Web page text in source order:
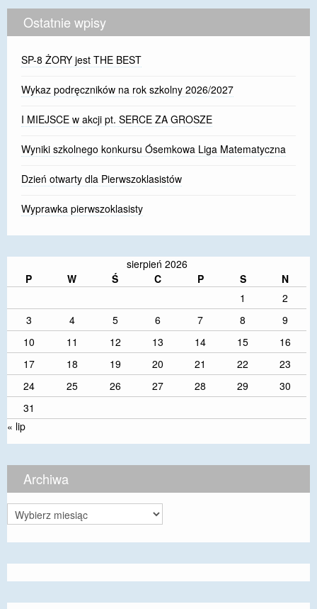
Ostatnie wpisy
SP-8 ŻORY jest THE BEST
Wykaz podręczników na rok szkolny 2026/2027
I MIEJSCE w akcji pt. SERCE ZA GROSZE
Wyniki szkolnego konkursu Ósemkowa Liga Matematyczna
Dzień otwarty dla Pierwszoklasistów
Wyprawka pierwszoklasisty
sierpień 2026
P
W Ś C P S
N
1
2
3
4 5 6 7 8
9
10
11 12 13 14 15
16
17
18 19 20 21 22
23
24
25 26 27 28 29
30
31
« lip
Archiwa
Archiwa